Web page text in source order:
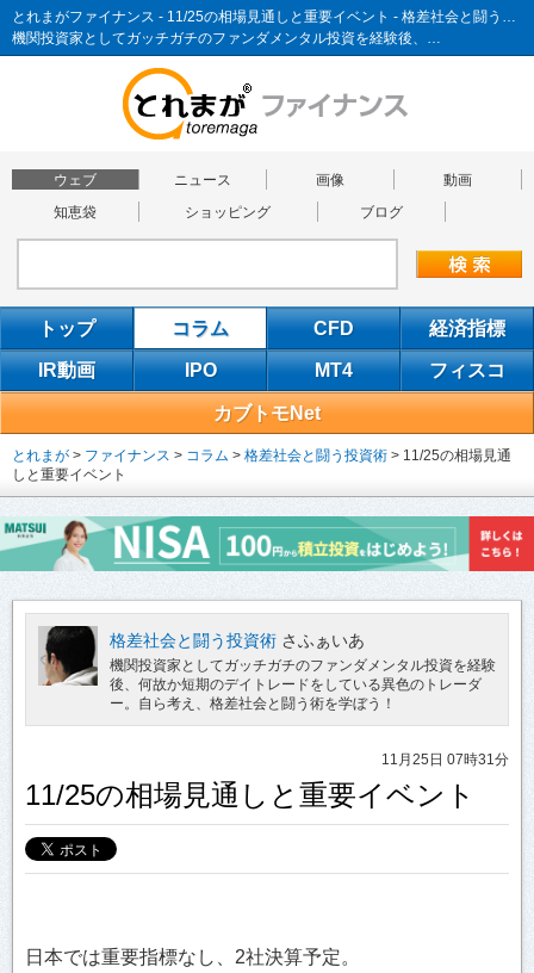
とれまがファイナンス - 11/25の相場見通しと重要イベント - 格差社会と闘う投資術
機関投資家としてガッチガチのファンダメンタル投資を経験後、…
ウェブ ニュース 画像
動画
知恵袋
ショッピング ブログ
トップ コラム CFD 経済指標
IR動画 IPO MT4 フィスコ
カブトモNet
とれまが > ファイナンス > コラム > 格差社会と闘う投資術 > 11/25の相場見通
しと重要イベント
格差社会と闘う投資術 さふぁいあ
機関投資家としてガッチガチのファンダメンタル投資を経験
後、何故か短期のデイトレードをしている異色のトレーダ
ー。自ら考え、格差社会と闘う術を学ぼう！
11月25日 07時31分
11/25の相場見通しと重要イベント
日本では重要指標なし、2社決算予定。